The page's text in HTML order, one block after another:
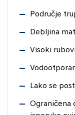
Područje
Debljina
Visoki
Lako se
Ograničena